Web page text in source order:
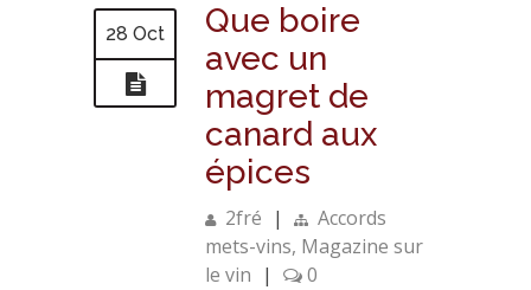
28 Oct
Que boire
avec un
magret de
canard aux
épices
2fré |
Accords
mets-vins, Magazine sur
le vin | 0